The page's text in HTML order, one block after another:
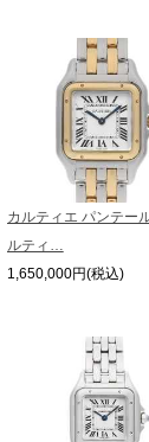
カルティエ パンテー
ルティ…
1,650,000円(税込)